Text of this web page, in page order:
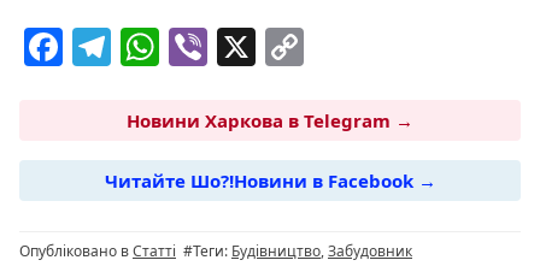
F
e
b
o
T
e
g
ra
m
W
at
s
A
p
Vi
er
X
p
y
Li
n
Новини Харкова в Telegram →
Читайте Шо?!Новини в Facebook →
Опубліковано вСтатті #Теги: Будівництво,Забудовник